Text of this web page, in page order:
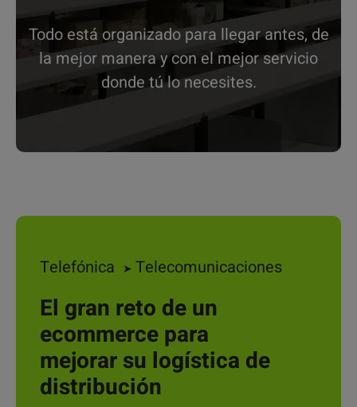
Todo está organizado para llegar antes, de
la mejor manera y con el mejor servicio
donde tú lo necesites.
Telefónica ➤ Telecomunicaciones
El gran reto de un
ecommerce para
mejorar su logística de
distribución